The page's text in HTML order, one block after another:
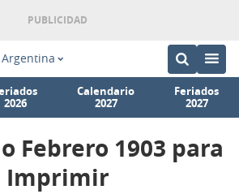
Argentina
2026
Calendario
2027
Feriados
2027
Febrero 1903 para
Imprimir